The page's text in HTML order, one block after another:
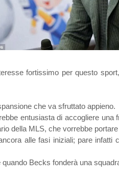
fortissimo per questo
che va sfruttato appieno.
entusiasta di accogliere
della MLS, che vorrebbe
alle fasi iniziali; pare
Becks fonderà una